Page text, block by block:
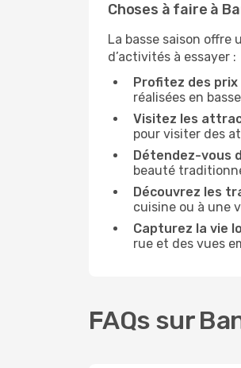
Choses à faire à
La basse saison
d’activités à essayer :
Profitez des prix
réalisées en
Visitez les
pour visiter des
Détendez-vous
beauté
Découvrez les
cuisine ou à une
Capturez la vie
rue et des vues
FAQs sur